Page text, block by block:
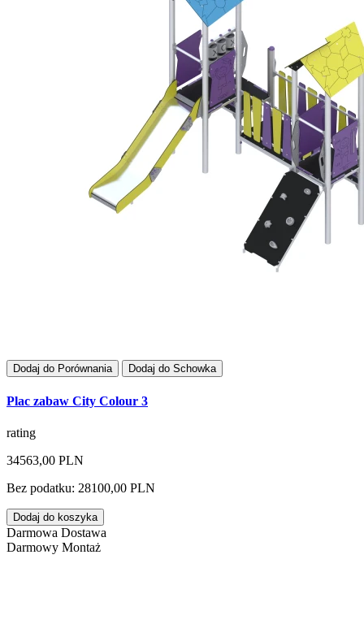
Dodaj do Porównania Dodaj do Schowka
Plac zabaw City Colour 3
rating
34563,00 PLN
Bez podatku: 28100,00 PLN
Dodaj do koszyka
Darmowa Dostawa
Darmowy Montaż